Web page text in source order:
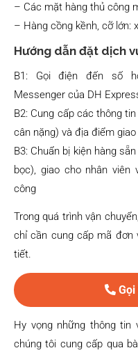
– Các mặt hàng thủ công
– Hàng cồng kềnh, cỡ lớn:
Hướng dẫn đặt dịch
B1: Gọi điện đến số
Messenger của DH
B2: Cung cấp các thông
cân nặng) và địa điểm
B3: Chuẩn bị kiện hàng
bọc), giao cho nhân viên
công
Trong quá trình vận
chỉ cần cung cấp mã đơn
tiết.
Hy vọng những thông tin
chúng tôi cung cấp qua